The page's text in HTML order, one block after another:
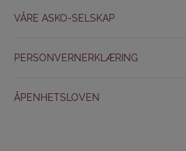
VÅRE ASKO-SELSKAP
PERSONVERNERKLÆRING
ÅPENHETSLOVEN